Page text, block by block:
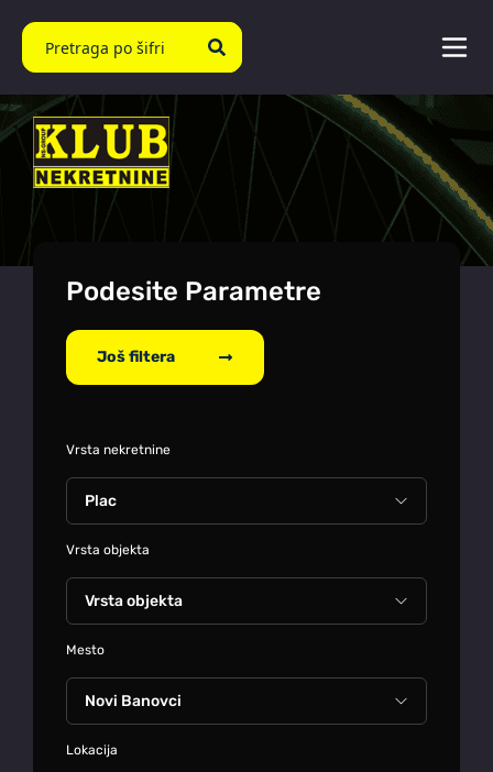
Podesite Parametre
Još filtera
Vrsta nekretnine
Vrsta objekta
Mesto
Lokacija